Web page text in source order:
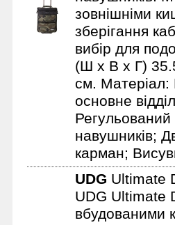
зовнішніми
зберігання
вибір для
(Ш х В х Г)
см. Матеріал:
основне
Регульований
навушників;
карман;
UDG Ultimate
UDG Ultimate
вбудованими